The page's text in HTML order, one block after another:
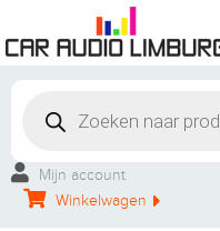
Mijn account
Winkelwagen